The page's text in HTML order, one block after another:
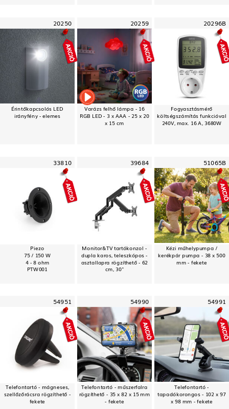
20250
Érintőkapcsolós LED
irányfény - elemes
20259
Varázs felhő lámpa - 16
RGB LED - 3 x AAA - 25 x 20
x 15 cm
20296B
Fogyasztásmérő
költségszámítás funkcióval
240V, max. 16 A, 3680W
33810
Piezo
75 / 150 W
4 - 8 ohm
PTW001
39684
Monitor&TV tartókonzol -
dupla karos, teleszkópos -
asztallapra rögzíthető - 62
cm, 30"
51065B
Kézi műhelypumpa /
kerékpár pumpa - 38 x 500
mm - fekete
54951
Telefontartó - mágneses,
szellőzőrácsra rögzíthető -
fekete
54990
Telefontartó - műszerfalra
rögzíthető - 35 x 82 x 15 mm
- fekete
54991
Telefontartó -
tapadókorongos - 102 x 97
x 98 mm - fekete